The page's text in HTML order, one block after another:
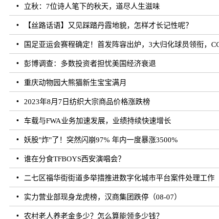
立秋：7位诗人笔下的秋天，道尽人生滋味
【丝路话语】又见踩踏丹霞地貌，怎样才长记性呢？
国足亚运会赛程确定！首发阵容出炉，3大归化球员领衔，
彭博调查：多数投资者担忧美国经济衰退
重庆动物园大熊猫新生宝宝满月
2023年8月7日纺织大宗商品价格涨跌榜
车载与FWA业务加速发展，业绩持续快速增长
妖股"炸"了！突然闪崩97% 年内一度暴涨3500%
谁在分食TFBOYS西安演唱会？
二七区福华街街道多举措推进数字化城市平台案件处理工作
实力营业部现身龙虎榜，汉商集团跌停（08-07）
农村老人养老金多少？怎么算能领多少钱？